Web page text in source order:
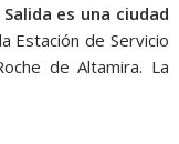
es una ciudad
Estación de Servicio
de Altamira. La